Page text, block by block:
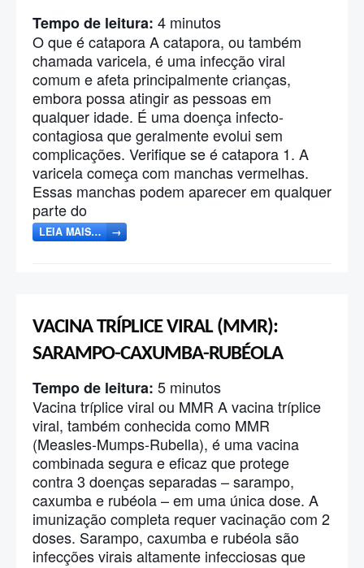
Tempo de leitura: 4 minutos
O que é catapora A catapora, ou também
chamada varicela, é uma infecção viral
comum e afeta principalmente crianças,
embora possa atingir as pessoas em
qualquer idade. É uma doença infecto-
contagiosa que geralmente evolui sem
complicações. Verifique se é catapora 1. A
varicela começa com manchas vermelhas.
Essas manchas podem aparecer em qualquer
parte do
LEIA MAIS… →
VACINA TRÍPLICE VIRAL (MMR):
SARAMPO-CAXUMBA-RUBÉOLA
Tempo de leitura: 5 minutos
Vacina tríplice viral ou MMR A vacina tríplice
viral, também conhecida como MMR
(Measles-Mumps-Rubella), é uma vacina
combinada segura e eficaz que protege
contra 3 doenças separadas – sarampo,
caxumba e rubéola – em uma única dose. A
imunização completa requer vacinação com 2
doses. Sarampo, caxumba e rubéola são
infecções virais altamente infecciosas que